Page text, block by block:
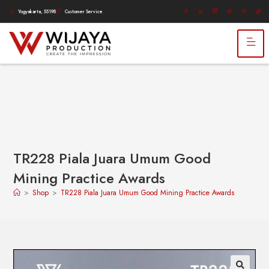
Yogyakarta, 55198 Customer Service
TR228 Piala Juara Umum Good
Mining Practice Awards
> Shop > TR228 Piala Juara Umum Good Mining Practice Awards